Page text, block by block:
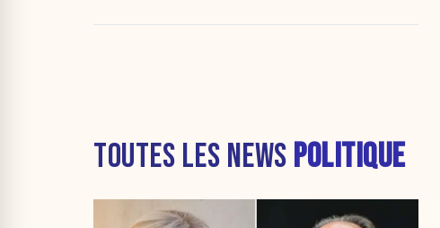
TOUTES LES NEWS POLITIQUE